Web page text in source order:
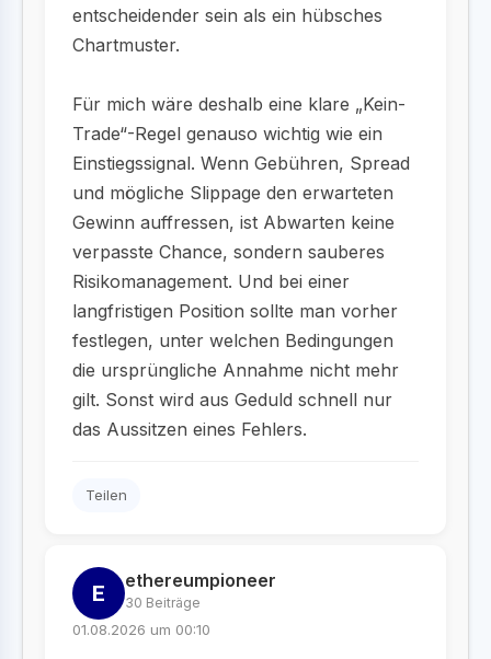
entscheidender sein als ein hübsches
Chartmuster.
Für mich wäre deshalb eine klare „Kein-
Trade“-Regel genauso wichtig wie ein
Einstiegssignal. Wenn Gebühren, Spread
und mögliche Slippage den erwarteten
Gewinn auffressen, ist Abwarten keine
verpasste Chance, sondern sauberes
Risikomanagement. Und bei einer
langfristigen Position sollte man vorher
festlegen, unter welchen Bedingungen
die ursprüngliche Annahme nicht mehr
gilt. Sonst wird aus Geduld schnell nur
das Aussitzen eines Fehlers.
Teilen
E ethereumpioneer
30 Beiträge
01.08.2026 um 00:10